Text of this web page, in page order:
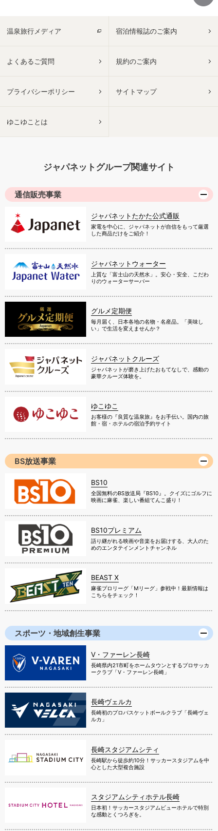
温泉旅行メディア 宿泊情報誌のご案内
よくあるご質問 規約のご案内
プライバシーポリシー サイトマップ
ゆこゆことは
ジャパネットグループ関連サイト
通信販売事業
ジャパネットたかた公式通販
家電を中心に、ジャパネットが自信をもって厳選
した商品だけをご紹介！
ジャパネットウォーター
上質な「富士山の天然水」。安心・安全、こだわ
りのウォーターサーバー
グルメ定期便
毎月届く、日本各地の名物・名産品。「美味し
い」で生活を変えませんか？
ジャパネットクルーズ
ジャパネットが磨き上げたおもてなしで、感動の
豪華クルーズ体験を。
ゆこゆこ
お客様の『良質な温泉旅』をお手伝い。国内の旅
館・宿・ホテルの宿泊予約サイト
BS放送事業
BS10
全国無料のBS放送局『BS10』。クイズにゴルフに
映画に麻雀、楽しい番組てんこ盛り！
BS10プレミアム
語り継がれる映画や音楽をお届けする、大人のた
めのエンタテインメントチャンネル
BEAST X
麻雀プロリーグ「Mリーグ」参戦中！最新情報は
こちらをチェック！
スポーツ・地域創生事業
V・ファーレン長崎
長崎県内21市町をホームタウンとするプロサッカ
ークラブ「V・ファーレン長崎」
長崎ヴェルカ
長崎初のプロバスケットボールクラブ「長崎ヴェ
ルカ」
長崎スタジアムシティ
長崎駅から徒歩約10分！サッカースタジアムを中
心とした大型複合施設
スタジアムシティホテル長崎
日本初！サッカースタジアムビューホテルで特別
な感動とくつろぎを。